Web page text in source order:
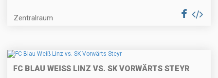
Zentralraum
FC BLAU WEISS LINZ VS. SK VORWÄRTS STEYR